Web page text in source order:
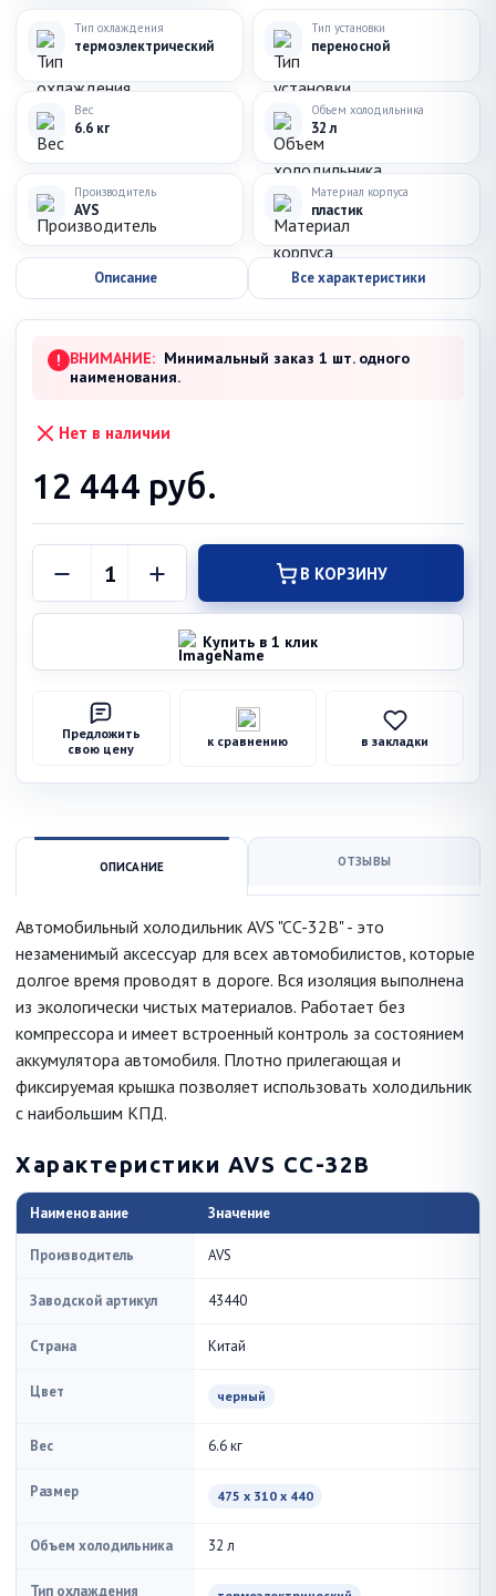
Тип охлаждения
термоэлектрический
Тип установки
переносной
Вес
6.6 кг
Объем холодильника
32 л
Производитель
AVS
Материал корпуса
пластик
Описание Все характеристики
! ВНИМАНИЕ: Минимальный заказ 1 шт. одного
наименования.
Нет в наличии
12 444 руб.
В КОРЗИНУ
Купить в 1 клик
Предложить
свою цену
к сравнению в закладки
ОПИСАНИЕ ОТЗЫВЫ
Автомобильный холодильник AVS "CC-32В" - это
незаменимый аксессуар для всех автомобилистов, которые
долгое время проводят в дороге. Вся изоляция выполнена
из экологически чистых материалов. Работает без
компрессора и имеет встроенный контроль за состоянием
аккумулятора автомобиля. Плотно прилегающая и
фиксируемая крышка позволяет использовать холодильник
с наибольшим КПД.
Характеристики AVS CC-32B
Наименование Значение
Производитель AVS
Заводской артикул 43440
Страна Китай
Цвет черный
Вес 6.6 кг
Размер 475 x 310 x 440
Объем холодильника 32 л
Тип охлаждения